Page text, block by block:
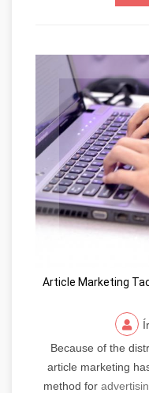
Article Marketing
Because of the
article marketing
method for